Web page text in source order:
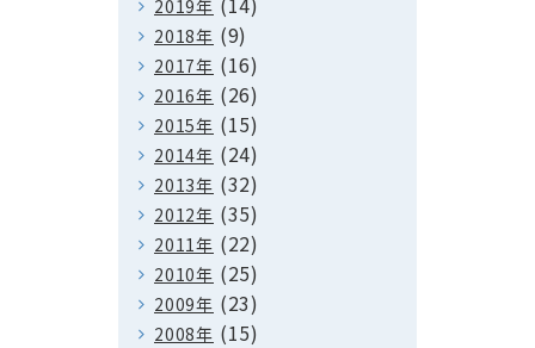
2019年
2018年 (9)
2017年 (16)
2016年 (26)
2015年 (15)
2014年 (24)
2013年 (32)
2012年 (35)
2011年 (22)
2010年 (25)
2009年 (23)
2008年 (15)